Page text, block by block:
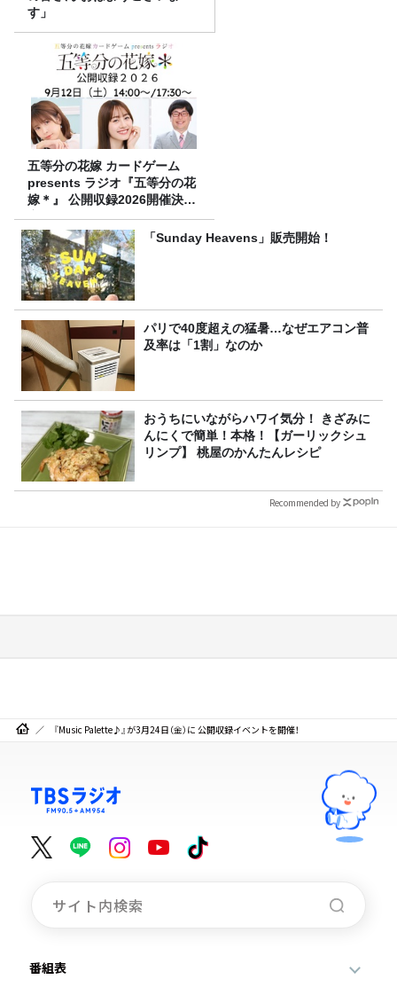
す」
五等分の花嫁 カードゲーム
presents ラジオ『五等分の花
嫁＊』 公開収録2026開催決
定！
「Sunday Heavens」販売開始！
パリで40度超えの猛暑…なぜエアコン普
及率は「1割」なのか
おうちにいながらハワイ気分！ きざみに
んにくで簡単！本格！【ガーリックシュ
リンプ】 桃屋のかんたんレシピ
Recommended by
『Music Palette♪』が3月24日（金）に 公開収録イベントを開催！
番組表